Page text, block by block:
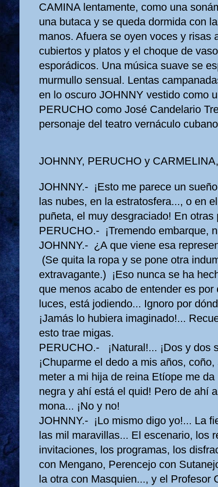
CAMINA lentamente, como una
una butaca y se queda dormida con
manos. Afuera se oyen voces y risas
cubiertos y platos y el choque de
esporádicos. Una música suave se
murmullo sensual. Lentas
en lo oscuro JOHNNY vestido como
PERUCHO como José Candelario
personaje del teatro vernáculo
JOHNNY, PERUCHO y
JOHNNY.- ¡Esto me parece un
las nubes, en la estratosfera..., o en
puñeta, el muy desgraciado! En otras
PERUCHO.- ¡Tremendo embarque,
JOHNNY.- ¿A que viene esa
(Se quita la ropa y se pone otra
extravagante.) ¡Eso nunca se ha
que menos acabo de entender es por
luces, está jodiendo... Ignoro por
¡Jamás lo hubiera imaginado!...
esto trae migas.
PERUCHO.- ¡Natural!... ¡Dos y dos
¡Chuparme el dedo a mis años,
meter a mi hija de reina Etíope me
negra y ahí está el quid! Pero de ahí
mona... ¡No y no!
JOHNNY.- ¡Lo mismo digo yo!... La
las mil maravillas... El escenario, los
invitaciones, los programas, los
con Mengano, Perencejo con
la otra con Masquien..., y el Profesor